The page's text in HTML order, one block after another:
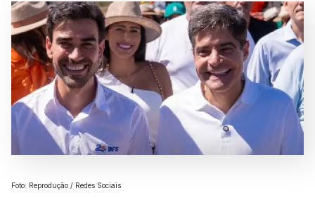
Foto: Reprodução / Redes Sociais